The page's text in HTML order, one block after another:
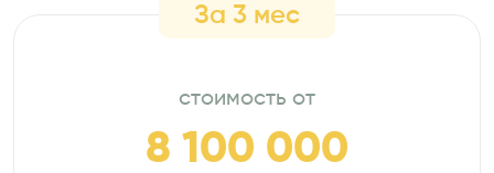
За 3 мес
стоимость от
8 100 000